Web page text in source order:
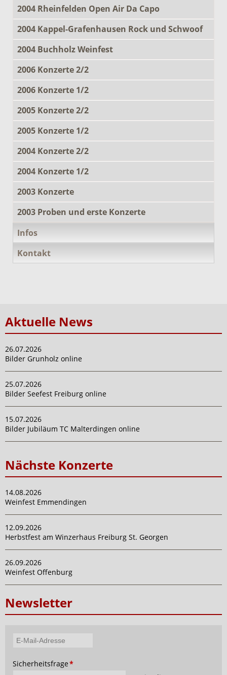
2004 Rheinfelden Open Air Da Capo
2004 Kappel-Grafenhausen Rock und Schwoof
2004 Buchholz Weinfest
2006 Konzerte 2/2
2006 Konzerte 1/2
2005 Konzerte 2/2
2005 Konzerte 1/2
2004 Konzerte 2/2
2004 Konzerte 1/2
2003 Konzerte
2003 Proben und erste Konzerte
Infos
Kontakt
Aktuelle News
26.07.2026
Bilder Grunholz online
25.07.2026
Bilder Seefest Freiburg online
15.07.2026
Bilder Jubiläum TC Malterdingen online
Nächste Konzerte
14.08.2026
Weinfest Emmendingen
12.09.2026
Herbstfest am Winzerhaus Freiburg St. Georgen
26.09.2026
Weinfest Offenburg
Newsletter
Adresse
Pflichtfeld
Sicherheitsfrage*